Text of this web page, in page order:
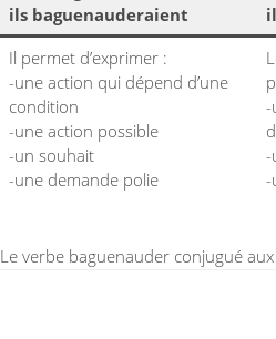
ils baguenauderaient
Il permet d’exprimer :
-une action qui dépend d’une
condition
-une action possible
-un souhait
-une demande polie
-
-
-
Le verbe baguenauder conjugué aux